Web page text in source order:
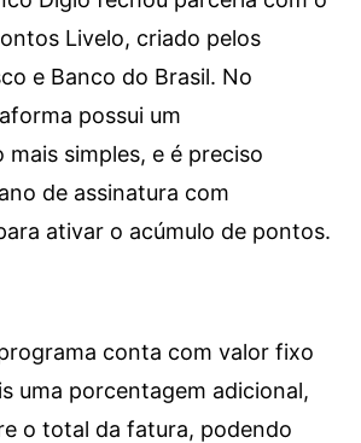
Livelo, criado pelos
e Banco do Brasil. No
possui um
simples, e é preciso
de assinatura com
ativar o acúmulo de pontos.
conta com valor fixo
uma porcentagem adicional,
o total da fatura, podendo